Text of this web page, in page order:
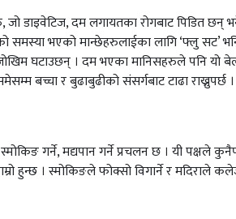
जो डाइवेटिज, दम लगायतका रोगबाट पिडित
समस्या भएको मान्छेहरुलाईका लागि ‘फ्लु
घटाउछन् । दम भएका मानिसहरुले पनि यो
बच्चा र बुढाबुढीको संसर्गबाट टाढा राख्नुपर्छ ।
गर्ने, मद्यपान गर्ने प्रचलन छ । यी पक्षले
हुन्छ । स्मोकिङले फोक्सो विगार्ने र मदिराले